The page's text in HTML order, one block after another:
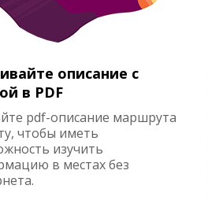
описание с
в PDF
pdf-описание маршрута
чтобы иметь
изучить
в местах без